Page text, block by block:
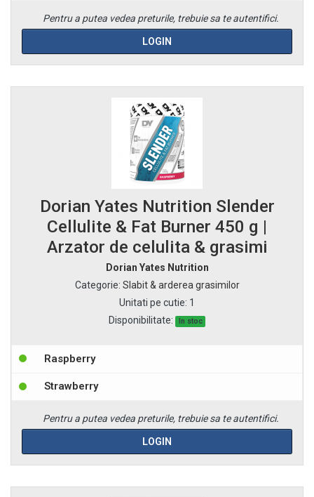
Pentru a putea vedea preturile, trebuie sa te autentifici.
LOGIN
Dorian Yates Nutrition Slender
Cellulite & Fat Burner 450 g |
Arzator de celulita & grasimi
Dorian Yates Nutrition
Categorie: Slabit & arderea grasimilor
Unitati pe cutie: 1
Disponibilitate:
In stoc
Raspberry
Strawberry
Pentru a putea vedea preturile, trebuie sa te autentifici.
LOGIN